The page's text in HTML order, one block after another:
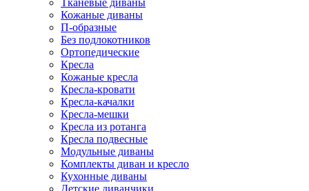
Тканевые диваны
Кожаные диваны
П-образные
Без подлокотников
Ортопедические
Кресла
Кожаные кресла
Кресла-кровати
Кресла-качалки
Кресла-мешки
Кресла из ротанга
Кресла подвесные
Модульные диваны
Комплекты диван и кресло
Кухонные диваны